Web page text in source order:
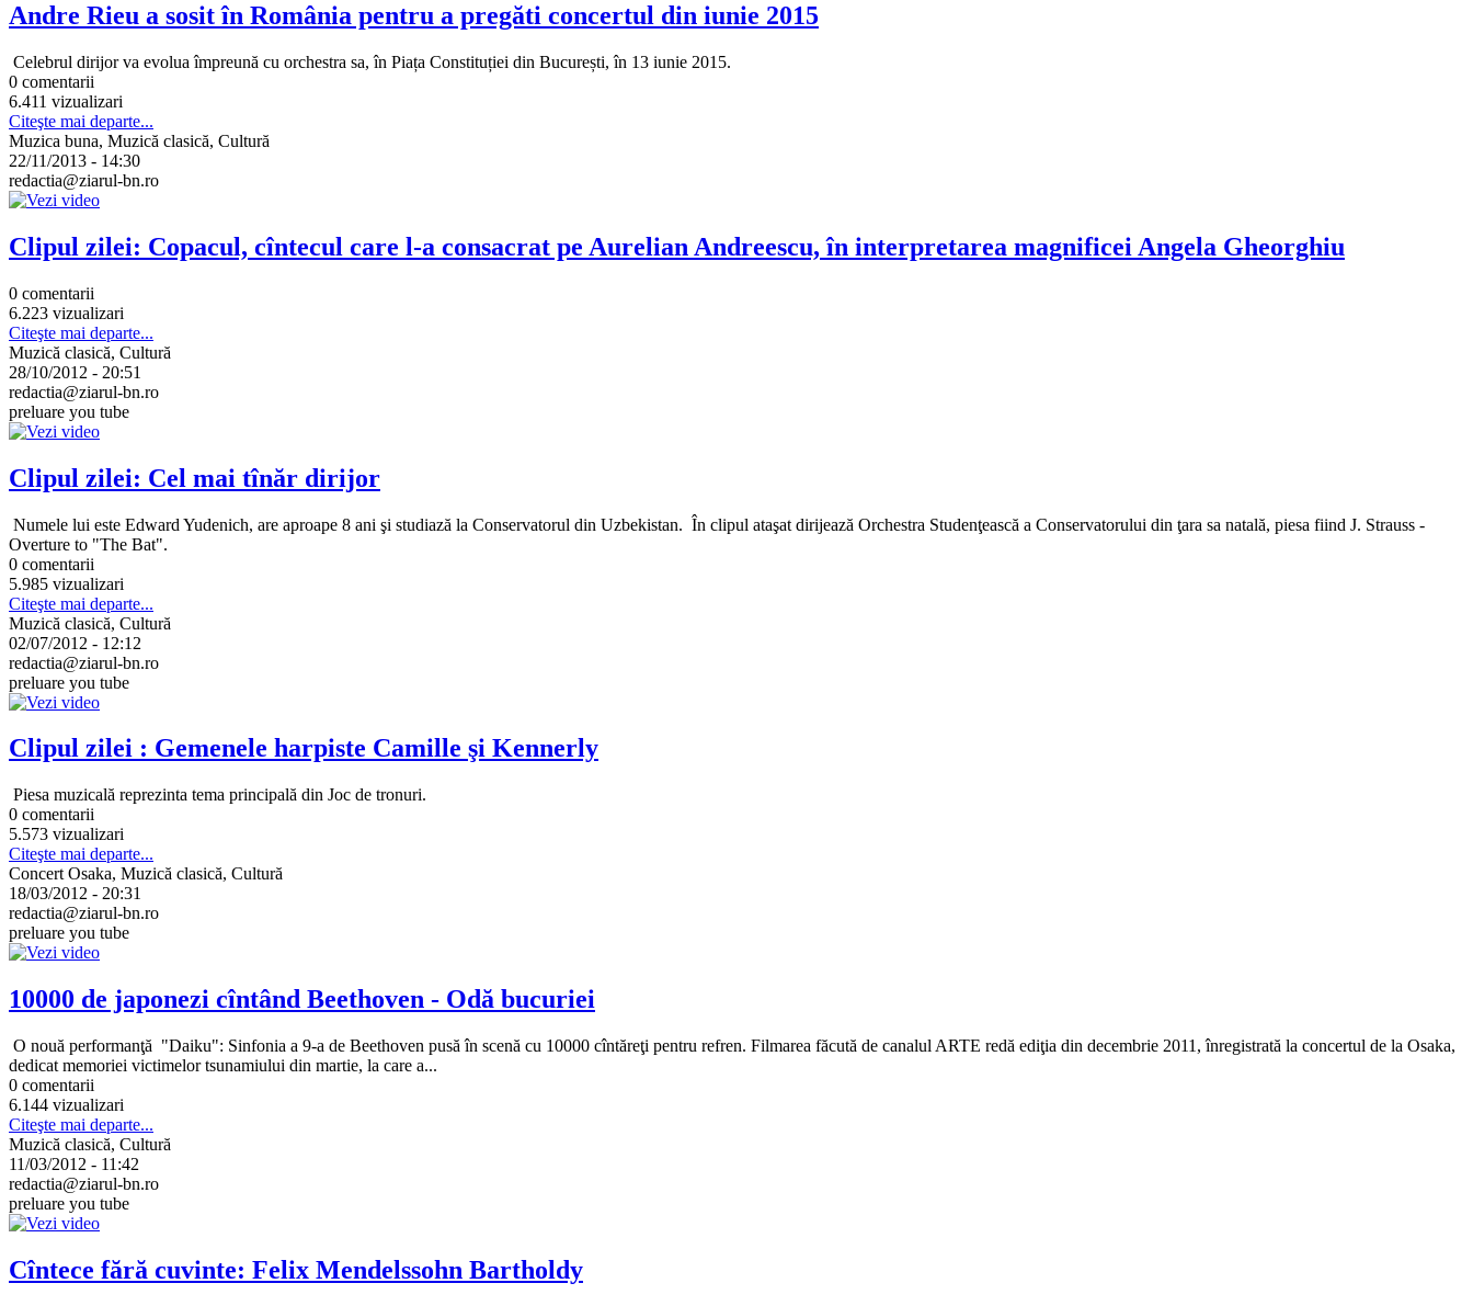
Andre Rieu a sosit în România pentru a pregăti concertul din iunie 2015
Celebrul dirijor va evolua împreună cu orchestra sa, în Piața Constituției din București, în 13 iunie 2015.
0 comentarii
6.411 vizualizari
Citeşte mai departe...
Muzica buna, Muzică clasică, Cultură
22/11/2013 - 14:30
redactia@ziarul-bn.ro
Clipul zilei: Copacul, cîntecul care l-a consacrat pe Aurelian Andreescu, în interpretarea magnificei Angela Gheorghiu
0 comentarii
6.223 vizualizari
Citeşte mai departe...
Muzică clasică, Cultură
28/10/2012 - 20:51
redactia@ziarul-bn.ro
preluare you tube
Clipul zilei: Cel mai tînăr dirijor
Numele lui este Edward Yudenich, are aproape 8 ani şi studiază la Conservatorul din Uzbekistan. În clipul ataşat dirijează Orchestra Studenţească a Conservatorului din ţara sa natală, piesa fiind J. Strauss -
Overture to "The Bat".
0 comentarii
5.985 vizualizari
Citeşte mai departe...
Muzică clasică, Cultură
02/07/2012 - 12:12
redactia@ziarul-bn.ro
preluare you tube
Clipul zilei : Gemenele harpiste Camille şi Kennerly
Piesa muzicală reprezinta tema principală din Joc de tronuri.
0 comentarii
5.573 vizualizari
Citeşte mai departe...
Concert Osaka, Muzică clasică, Cultură
18/03/2012 - 20:31
redactia@ziarul-bn.ro
preluare you tube
10000 de japonezi cîntând Beethoven - Odă bucuriei
O nouă performanţă "Daiku": Sinfonia a 9-a de Beethoven pusă în scenă cu 10000 cîntăreţi pentru refren. Filmarea făcută de canalul ARTE redă ediţia din decembrie 2011, înregistrată la concertul de la Osaka,
dedicat memoriei victimelor tsunamiului din martie, la care a...
0 comentarii
6.144 vizualizari
Citeşte mai departe...
Muzică clasică, Cultură
11/03/2012 - 11:42
redactia@ziarul-bn.ro
preluare you tube
Cîntece fără cuvinte: Felix Mendelssohn Bartholdy